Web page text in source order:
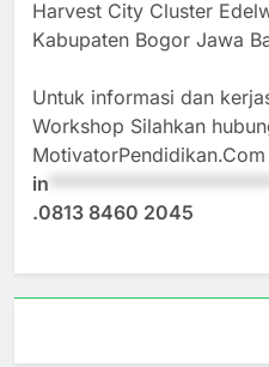
Harvest City Cluster
Kabupaten Bogor Jawa
Untuk informasi dan
Workshop Silahkan
in
.0813 8460 2045